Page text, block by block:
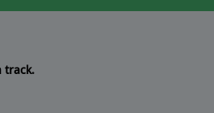
track.